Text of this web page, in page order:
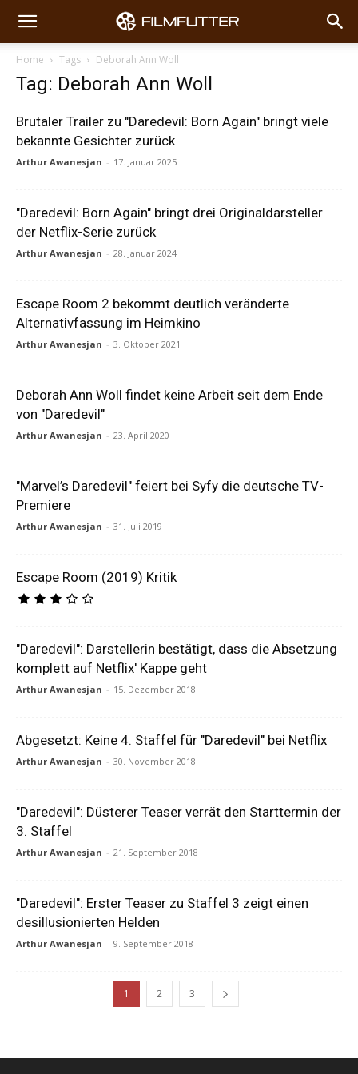
Home Tags Deborah Ann Woll
Tag: Deborah Ann Woll
Brutaler Trailer zu "Daredevil: Born Again" bringt viele
bekannte Gesichter zurück
Arthur Awanesjan - 17. Januar 2025
"Daredevil: Born Again" bringt drei Originaldarsteller
der Netflix-Serie zurück
Arthur Awanesjan - 28. Januar 2024
Escape Room 2 bekommt deutlich veränderte
Alternativfassung im Heimkino
Arthur Awanesjan - 3. Oktober 2021
Deborah Ann Woll findet keine Arbeit seit dem Ende
von "Daredevil"
Arthur Awanesjan - 23. April 2020
"Marvel’s Daredevil" feiert bei Syfy die deutsche TV-
Premiere
Arthur Awanesjan - 31. Juli 2019
Escape Room (2019) Kritik
"Daredevil": Darstellerin bestätigt, dass die Absetzung
komplett auf Netflix' Kappe geht
Arthur Awanesjan - 15. Dezember 2018
Abgesetzt: Keine 4. Staffel für "Daredevil" bei Netflix
Arthur Awanesjan - 30. November 2018
"Daredevil": Düsterer Teaser verrät den Starttermin der
3. Staffel
Arthur Awanesjan - 21. September 2018
"Daredevil": Erster Teaser zu Staffel 3 zeigt einen
desillusionierten Helden
Arthur Awanesjan - 9. September 2018
1 2 3